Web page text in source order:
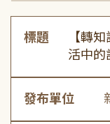
標題
【轉
活中的
發布單位